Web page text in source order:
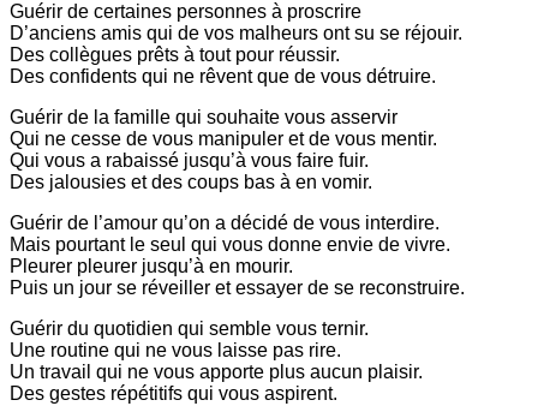
Guérir de certaines personnes à proscrire
D’anciens amis qui de vos malheurs ont su se réjouir.
Des collègues prêts à tout pour réussir.
Des confidents qui ne rêvent que de vous détruire.
Guérir de la famille qui souhaite vous asservir
Qui ne cesse de vous manipuler et de vous mentir.
Qui vous a rabaissé jusqu’à vous faire fuir.
Des jalousies et des coups bas à en vomir.
Guérir de l’amour qu’on a décidé de vous interdire.
Mais pourtant le seul qui vous donne envie de vivre.
Pleurer pleurer jusqu’à en mourir.
Puis un jour se réveiller et essayer de se reconstruire.
Guérir du quotidien qui semble vous ternir.
Une routine qui ne vous laisse pas rire.
Un travail qui ne vous apporte plus aucun plaisir.
Des gestes répétitifs qui vous aspirent.